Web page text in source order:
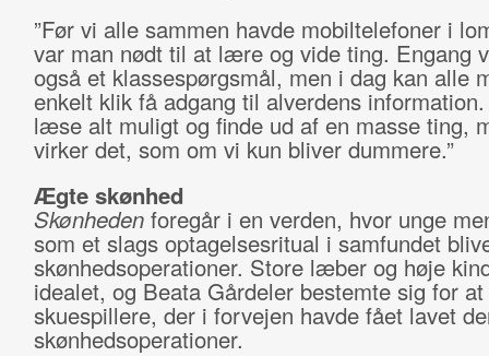
”Før vi alle sammen havde mobiltelefoner i
var man nødt til at lære og vide ting. Engang
også et klassespørgsmål, men i dag kan alle
enkelt klik få adgang til alverdens
læse alt muligt og finde ud af en masse ting,
virker det, som om vi kun bliver dummere.”
Ægte skønhed
Skønhedenforegår i en verden, hvor unge
som et slags optagelsesritual i samfundet
skønhedsoperationer. Store læber og høje
idealet, og Beata Gårdeler bestemte sig for at
skuespillere, der i forvejen havde fået lavet
skønhedsoperationer.